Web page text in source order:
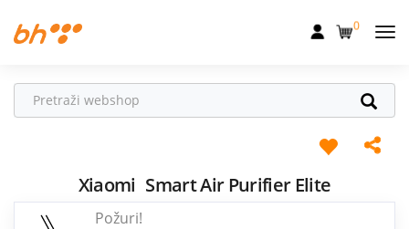
Fiksna
Dom
0
Xiaomi Smart Air Purifier Elite
Požuri!